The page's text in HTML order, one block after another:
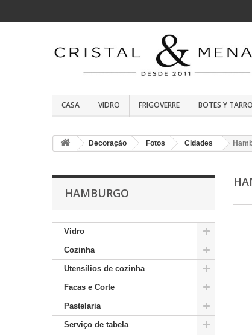
CASA VIDRO FRIGOVERRE BOTES Y
Decoração Fotos Cidades
HAMBURGO
Vidro
Cozinha
Utensílios de cozinha
Facas e Corte
Pastelaria
Serviço de tabela